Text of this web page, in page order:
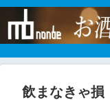
飲まなきゃ損